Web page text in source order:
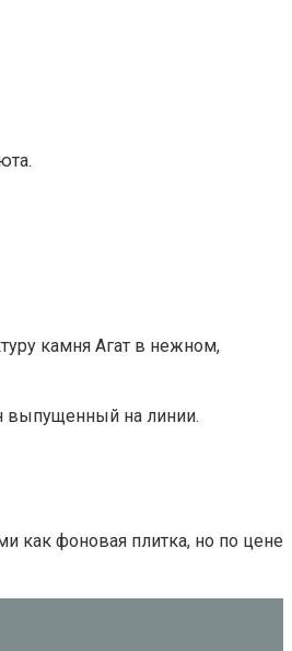
камня Агат в нежном,
выпущенный на линии.
как фоновая плитка, но по цене